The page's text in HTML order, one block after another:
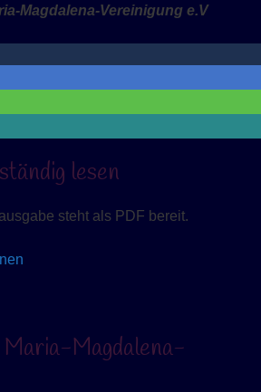
Magdalena-Vereinigung e.V
lesen
steht als PDF bereit.
Magdalena-